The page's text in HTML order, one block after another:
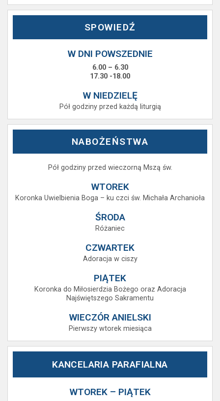
SPOWIEDŹ
W DNI POWSZEDNIE
6.00 – 6.30
17.30 -18.00
W NIEDZIELĘ
Pół godziny przed każdą liturgią
NABOŻEŃSTWA
Pół godziny przed wieczorną Mszą św.
WTOREK
Koronka Uwielbienia Boga – ku czci św. Michała Archanioła
ŚRODA
Różaniec
CZWARTEK
Adoracja w ciszy
PIĄTEK
Koronka do Miłosierdzia Bożego oraz Adoracja
Najświętszego Sakramentu
WIECZÓR ANIELSKI
Pierwszy wtorek miesiąca
KANCELARIA PARAFIALNA
WTOREK – PIĄTEK